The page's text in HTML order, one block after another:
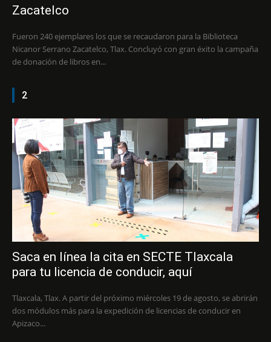
Zacatelco
Fueron 240 ejemplares los que se recaudaron para la Biblioteca
Nicanor Serrano Zacatelco, Tlax. Concluyó con gran éxito la campaña
de donación de libros en...
2
Saca en línea la cita en SECTE Tlaxcala
para tu licencia de conducir, aquí
Tlaxcala, Tlax. A partir del próximo miércoles 19 de agosto, se abrirán
dos módulos más para la expedición de licencias de conducir en
Apizaco...